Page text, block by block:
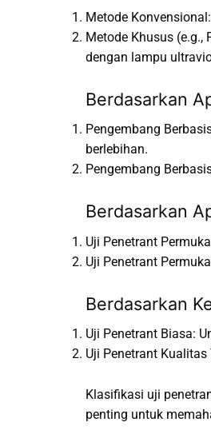
Metode
Metode Khusus
dengan lampu
Berdasarkan
Pengembang
berlebihan.
Pengembang
Berdasarkan
Uji Penetrant
Uji Penetrant
Berdasarkan
Uji Penetrant Biasa:
Uji Penetrant
Klasifikasi uji
penting untuk